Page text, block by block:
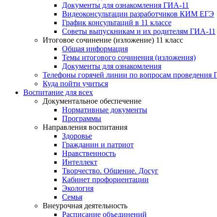
Документы для ознакомления ГИА-11
Видеоконсультации разработчиков КИМ ЕГЭ
График консультаций в 11 классе
Советы выпускникам и их родителям ГИА-11
Итоговое сочинение (изложение) 11 класс
Общая информация
Темы итогового сочинения (изложения)
Документы для ознакомления
Телефоны горячей линии по вопросам проведения
Куда пойти учиться
Воспитание для всех
Документальное обеспечение
Нормативные документы
Программы
Направления воспитания
Здоровье
Гражданин и патриот
Нравственность
Интеллект
Творчество. Общение. Досуг
Кабинет профориентации
Экология
Семья
Внеурочная деятельность
Расписание объединений